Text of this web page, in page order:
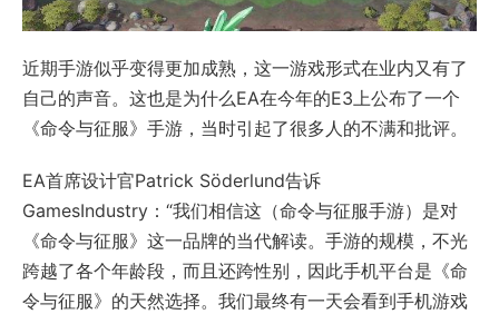
近期手游似乎变得更加成熟，这一游戏形式在业内又有了
自己的声音。这也是为什么EA在今年的E3上公布了一个
《命令与征服》手游，当时引起了很多人的不满和批评。
EA首席设计官Patrick Söderlund告诉
GamesIndustry：“我们相信这（命令与征服手游）是对
《命令与征服》这一品牌的当代解读。手游的规模，不光
跨越了各个年龄段，而且还跨性别，因此手机平台是《命
令与征服》的天然选择。我们最终有一天会看到手机游戏